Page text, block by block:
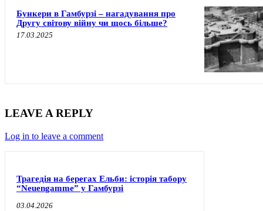
Бункери в Гамбурзі – нагадування про
Другу світову війну чи щось більше?
17.03.2025
LEAVE A REPLY
Log in to leave a comment
Трагедія на берегах Ельби: історія табору
“Neuengamme” у Гамбурзі
03.04.2026